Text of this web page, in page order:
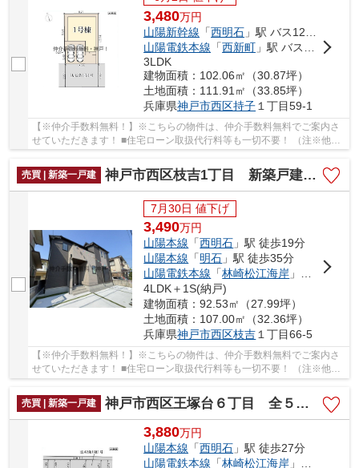
3,480万円
山陽新幹線 「西明石 」駅 バス12分 「玉津曙」 停歩7分
山陽電鉄本線 「西新町 」駅 バス6分 「玉津曙」 停歩7分
3LDK
建物面積：102.06㎡（30.87坪）
土地面積：111.91㎡（33.85坪）
兵庫県神戸市西区持子 １丁目59-1
【※仲介手数料無料！】※こちらの物件は、仲介手数料無料でご案内さ
せていただきます！ ■住宅ローン取扱代行料等も一切不要！ （注※他社
では事務手数料として5万円～10万円必要な場合が...
売買 | 新築一戸建
神戸市西区枝吉1丁目 新築戸建 仲介手数料無料！
7月30日 値下げ
3,490万円
山陽本線 「西明石 」駅 徒歩19分
山陽本線 「明石 」駅 徒歩35分
山陽電鉄本線 「林崎松江海岸 」駅 徒歩26分
4LDK＋1S(納戸)
建物面積：92.53㎡（27.99坪）
土地面積：107.00㎡（32.36坪）
兵庫県神戸市西区枝吉１丁目66-5
【※仲介手数料無料！】※こちらの物件は、仲介手数料無料でご案内さ
せていただきます！ ■住宅ローン取扱代行料等も一切不要！ （注※他社
では事務手数料として5万円～10万円必要な場合...
売買 | 新築一戸建
神戸市西区王塚台６丁目 全５棟 4号棟 新築戸建
3,880万円
山陽本線 「西明石 」駅 徒歩27分
山陽電鉄本線 「林崎松江海岸 」駅 徒歩46分